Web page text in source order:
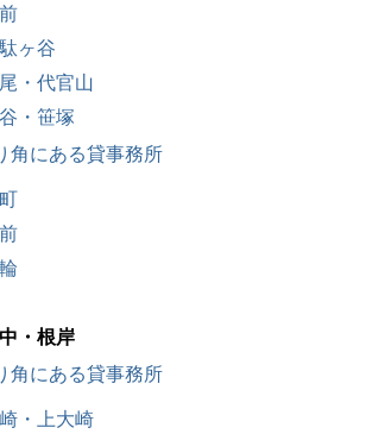
ヶ谷
・代官山
・笹塚
角にある貸事務所
・根岸
角にある貸事務所
・上大崎